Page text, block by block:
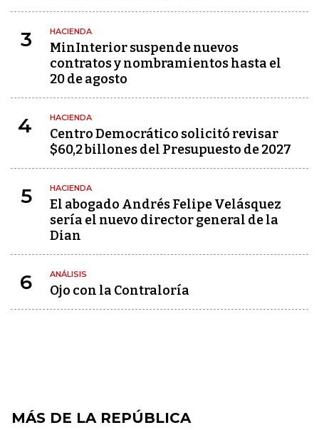
3 HACIENDA
MinInterior suspende nuevos
contratos y nombramientos hasta el
20 de agosto
4 HACIENDA
Centro Democrático solicitó revisar
$60,2 billones del Presupuesto de 2027
5 HACIENDA
El abogado Andrés Felipe Velásquez
sería el nuevo director general de la
Dian
6 ANÁLISIS
Ojo con la Contraloría
MÁS DE LA REPÚBLICA